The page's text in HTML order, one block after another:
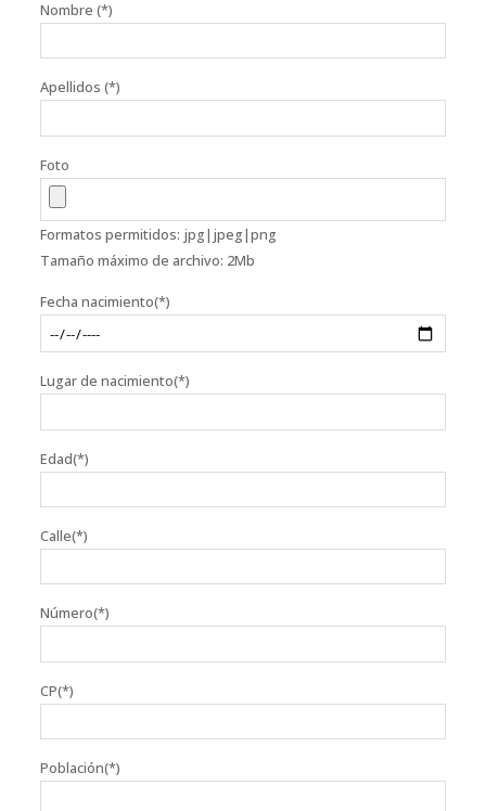
Nombre (*)
Apellidos (*)
Foto
Formatos permitidos: jpg|jpeg|png
Tamaño máximo de archivo: 2Mb
Fecha nacimiento(*)
Lugar de nacimiento(*)
Edad(*)
Calle(*)
Número(*)
CP(*)
Población(*)